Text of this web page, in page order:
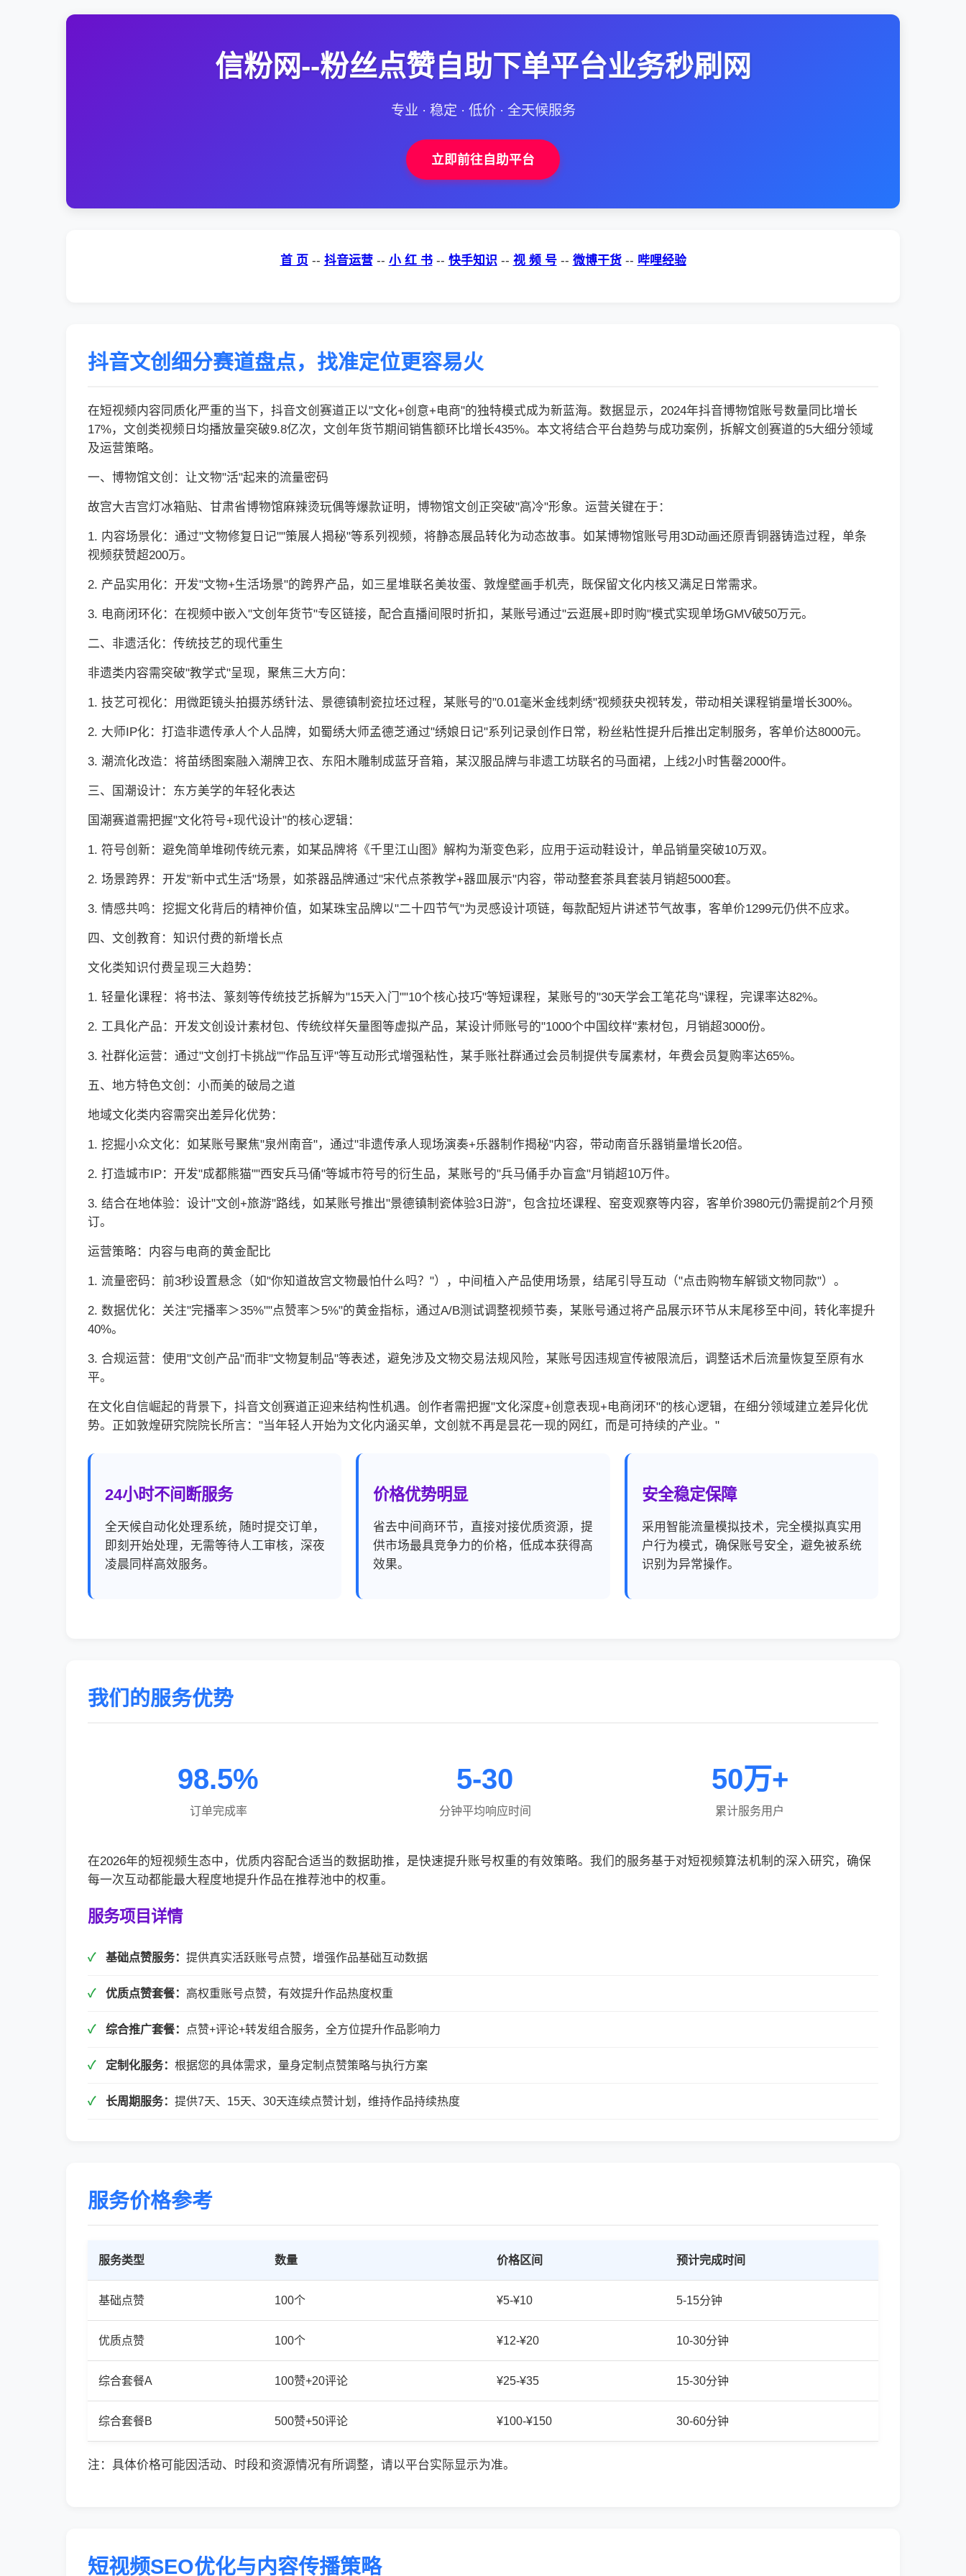
信粉网--粉丝点赞自助下单平台业务秒刷网
专业 · 稳定 · 低价 · 全天候服务
立即前往自助平台
首 页 -- 抖音运营 -- 小 红 书 -- 快手知识 -- 视 频 号 -- 微博干货 -- 哔哩经验
抖音文创细分赛道盘点，找准定位更容易火
在短视频内容同质化严重的当下，抖音文创赛道正以"文化+创意+电商"的独特模式成为新蓝海。数据显示，2024年抖音博物馆账号数量同比增长
17%，文创类视频日均播放量突破9.8亿次，文创年货节期间销售额环比增长435%。本文将结合平台趋势与成功案例，拆解文创赛道的5大细分领域
及运营策略。
一、博物馆文创：让文物"活"起来的流量密码
故宫大吉宫灯冰箱贴、甘肃省博物馆麻辣烫玩偶等爆款证明，博物馆文创正突破"高冷"形象。运营关键在于：
1. 内容场景化：通过"文物修复日记""策展人揭秘"等系列视频，将静态展品转化为动态故事。如某博物馆账号用3D动画还原青铜器铸造过程，单条
视频获赞超200万。
2. 产品实用化：开发"文物+生活场景"的跨界产品，如三星堆联名美妆蛋、敦煌壁画手机壳，既保留文化内核又满足日常需求。
3. 电商闭环化：在视频中嵌入"文创年货节"专区链接，配合直播间限时折扣，某账号通过"云逛展+即时购"模式实现单场GMV破50万元。
二、非遗活化：传统技艺的现代重生
非遗类内容需突破"教学式"呈现，聚焦三大方向：
1. 技艺可视化：用微距镜头拍摄苏绣针法、景德镇制瓷拉坯过程，某账号的"0.01毫米金线刺绣"视频获央视转发，带动相关课程销量增长300%。
2. 大师IP化：打造非遗传承人个人品牌，如蜀绣大师孟德芝通过"绣娘日记"系列记录创作日常，粉丝粘性提升后推出定制服务，客单价达8000元。
3. 潮流化改造：将苗绣图案融入潮牌卫衣、东阳木雕制成蓝牙音箱，某汉服品牌与非遗工坊联名的马面裙，上线2小时售罄2000件。
三、国潮设计：东方美学的年轻化表达
国潮赛道需把握"文化符号+现代设计"的核心逻辑：
1. 符号创新：避免简单堆砌传统元素，如某品牌将《千里江山图》解构为渐变色彩，应用于运动鞋设计，单品销量突破10万双。
2. 场景跨界：开发"新中式生活"场景，如茶器品牌通过"宋代点茶教学+器皿展示"内容，带动整套茶具套装月销超5000套。
3. 情感共鸣：挖掘文化背后的精神价值，如某珠宝品牌以"二十四节气"为灵感设计项链，每款配短片讲述节气故事，客单价1299元仍供不应求。
四、文创教育：知识付费的新增长点
文化类知识付费呈现三大趋势：
1. 轻量化课程：将书法、篆刻等传统技艺拆解为"15天入门""10个核心技巧"等短课程，某账号的"30天学会工笔花鸟"课程，完课率达82%。
2. 工具化产品：开发文创设计素材包、传统纹样矢量图等虚拟产品，某设计师账号的"1000个中国纹样"素材包，月销超3000份。
3. 社群化运营：通过"文创打卡挑战""作品互评"等互动形式增强粘性，某手账社群通过会员制提供专属素材，年费会员复购率达65%。
五、地方特色文创：小而美的破局之道
地域文化类内容需突出差异化优势：
1. 挖掘小众文化：如某账号聚焦"泉州南音"，通过"非遗传承人现场演奏+乐器制作揭秘"内容，带动南音乐器销量增长20倍。
2. 打造城市IP：开发"成都熊猫""西安兵马俑"等城市符号的衍生品，某账号的"兵马俑手办盲盒"月销超10万件。
3. 结合在地体验：设计"文创+旅游"路线，如某账号推出"景德镇制瓷体验3日游"，包含拉坯课程、窑变观察等内容，客单价3980元仍需提前2个月预
订。
运营策略：内容与电商的黄金配比
1. 流量密码：前3秒设置悬念（如"你知道故宫文物最怕什么吗？"），中间植入产品使用场景，结尾引导互动（"点击购物车解锁文物同款"）。
2. 数据优化：关注"完播率＞35%""点赞率＞5%"的黄金指标，通过A/B测试调整视频节奏，某账号通过将产品展示环节从末尾移至中间，转化率提升
40%。
3. 合规运营：使用"文创产品"而非"文物复制品"等表述，避免涉及文物交易法规风险，某账号因违规宣传被限流后，调整话术后流量恢复至原有水
平。
在文化自信崛起的背景下，抖音文创赛道正迎来结构性机遇。创作者需把握"文化深度+创意表现+电商闭环"的核心逻辑，在细分领域建立差异化优
势。正如敦煌研究院院长所言："当年轻人开始为文化内涵买单，文创就不再是昙花一现的网红，而是可持续的产业。"
24小时不间断服务
全天候自动化处理系统，随时提交订单，
即刻开始处理，无需等待人工审核，深夜
凌晨同样高效服务。
价格优势明显
省去中间商环节，直接对接优质资源，提
供市场最具竞争力的价格，低成本获得高
效果。
安全稳定保障
采用智能流量模拟技术，完全模拟真实用
户行为模式，确保账号安全，避免被系统
识别为异常操作。
我们的服务优势
98.5%
订单完成率
5-30
分钟平均响应时间
50万+
累计服务用户
在2026年的短视频生态中，优质内容配合适当的数据助推，是快速提升账号权重的有效策略。我们的服务基于对短视频算法机制的深入研究，确保
每一次互动都能最大程度地提升作品在推荐池中的权重。
服务项目详情
基础点赞服务： 提供真实活跃账号点赞，增强作品基础互动数据
优质点赞套餐： 高权重账号点赞，有效提升作品热度权重
综合推广套餐： 点赞+评论+转发组合服务，全方位提升作品影响力
定制化服务： 根据您的具体需求，量身定制点赞策略与执行方案
长周期服务： 提供7天、15天、30天连续点赞计划，维持作品持续热度
服务价格参考
服务类型 数量 价格区间 预计完成时间
基础点赞 100个 ¥5-¥10 5-15分钟
优质点赞 100个 ¥12-¥20 10-30分钟
综合套餐A 100赞+20评论 ¥25-¥35 15-30分钟
综合套餐B 500赞+50评论 ¥100-¥150 30-60分钟
注：具体价格可能因活动、时段和资源情况有所调整，请以平台实际显示为准。
短视频SEO优化与内容传播策略